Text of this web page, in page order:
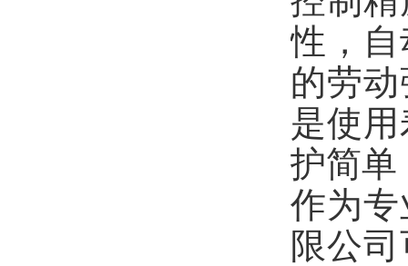
性，
的劳
是使
护简单
作为
限公